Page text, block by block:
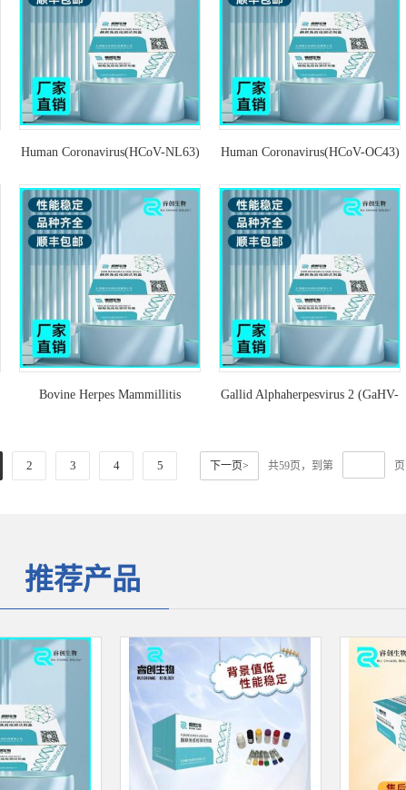
Human Coronavirus(HCoV-NL63)
量RT-PCR试剂盒
Human Coronavirus(HCoV-OC43)
量RT-PCR试剂盒
Bovine Herpes Mammillitis
探针法荧光定量PCR试剂盒
Gallid Alphaherpesvirus 2 (GaHV-
荧光定量PCR试剂盒
2 3 4 5 下一页> 共59页，到第 页
推荐产品